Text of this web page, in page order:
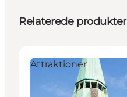
Relaterede produkter
Attraktioner